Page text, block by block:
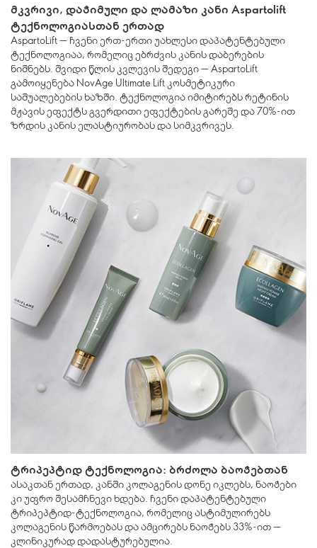
მკვრივი, დაჭიმული და ლამაზი კანი Aspartolift
ტექნოლოგიასთან ერთად
AspartoLift — ჩვენი ერთ-ერთი უახლესი დაპატენტებული
ტექნოლოგიაა, რომელიც ებრძვის კანის დაბერების
ნიშნებს. შვიდი წლის კვლევის შედეგი — AspartoLift
გამოიყენება NovAge Ultimate Lift კოსმეტიკური
საშუალებების ხაზში. ტექნოლოგია იმიტირებს რეტინის
მჟავის ეფექტს გვერდითი ეფექტების გარეშე და 70%-ით
ზრდის კანის ელასტიურობას და სიმკვრივეს.
ტრიპეპტიდ ტექნოლოგია: ბრძოლა ბაოჭებთან
ასაკთან ერთად, კანში კოლაგენის დონე იკლებს, ნაოჭები
კი უფრო შესამჩნევი ხდება. ჩვენი დაპატენტებული
ტრიპეპტიდ-ტექნოლოგია, რომელიც ასტიმულირებს
კოლაგენის წარმოებას და ამცირებს ნაოჭებს 33%-ით —
კლინიკურად დადასტურებულია.